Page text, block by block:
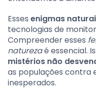
Esses enigmas
tecnologias de
Compreender esses
naturezaé essencial.
mistérios não
as populações contra
inesperados.